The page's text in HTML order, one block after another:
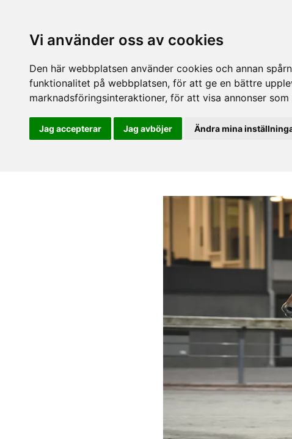
Vi använder oss av cookies
Den här webbplatsen använder cookies och annan
funktionalitet på webbplatsen, för att ge en bättre
marknadsföringsinteraktioner, för att visa annonser
Jag accepterar Jag avböjer Ändra mina